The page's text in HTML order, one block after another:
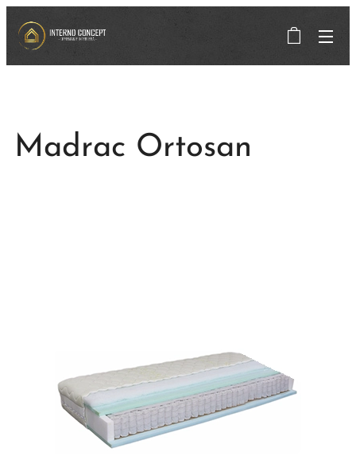
Madrac Ortosan